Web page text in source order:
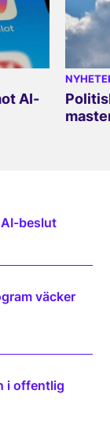
AI-
beslut
väcker
i offentlig